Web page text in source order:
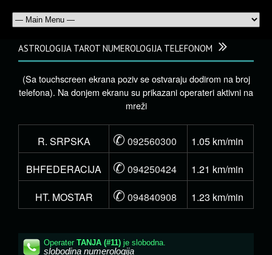
ASTROLOGIJA TAROT NUMEROLOGIJA TELEFONOM
(Sa touchscreen ekrana poziv se ostvaraju dodirom na broj
telefona). Na donjem ekranu su prikazani operateri aktivni na
mreži
R. SRPSKA ✆ 092560300
1.05 km/min
BHFEDERACIJA
✆ 094250424
1.21 km/min
HT. MOSTAR
✆ 094840908 1.23 km/min